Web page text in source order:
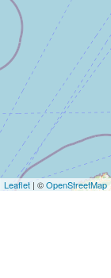
Leaflet | ©OpenStreetMap